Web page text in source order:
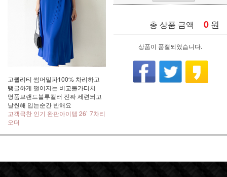
고퀄리티 썸머밀파100% 차리하고
탱글하게 떨어지는 비교불가터치
명품브랜드블루컬러 진짜 세련되고
날씬해 입는순간 반해요
고객극찬 인기 완판아이템 26` 7차리
오더
총 상품 금액 0 원
상품이 품절되었습니다.